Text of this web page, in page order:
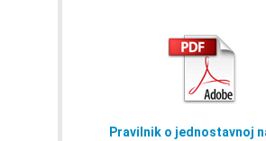
Pravilnik o jednostavnoj